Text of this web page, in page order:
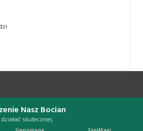
Nasz Bocian
skuteczniej.